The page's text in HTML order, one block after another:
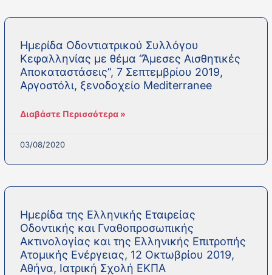
Ημερίδα Οδοντιατρικού Συλλόγου
Κεφαλληνίας με θέμα “Άμεσες Αισθητικές
Αποκαταστάσεις”, 7 Σεπτεμβρίου 2019,
Αργοστόλι, ξενοδοχείο Mediterranee
Διαβάστε Περισσότερα »
03/08/2020
Ημερίδα της Ελληνικής Εταιρείας
Οδοντικής και Γναθοπροσωπικής
Ακτινολογίας και της Ελληνικής Επιτροπής
Ατομικής Ενέργειας, 12 Οκτωβρίου 2019,
Αθήνα, Ιατρική Σχολή ΕΚΠΑ